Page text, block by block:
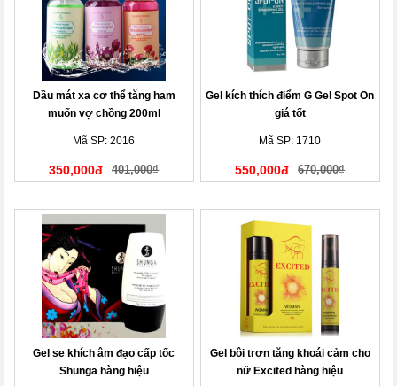
Dầu mát xa cơ thể tăng ham
muốn vợ chồng 200ml
Mã SP: 2016
350,000đ 401,000₫
Gel kích thích điểm G Gel Spot On
giá tốt
Mã SP: 1710
550,000đ 670,000₫
Gel se khích âm đạo cấp tốc
Shunga hàng hiệu
Gel bôi trơn tăng khoái cảm cho
nữ Excited hàng hiệu